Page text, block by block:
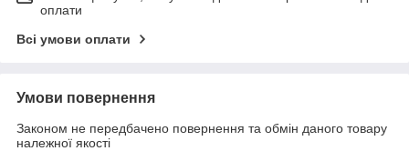
оплати
Всі умови оплати
Умови повернення
Законом не передбачено повернення та обмін даного товару
належної якості